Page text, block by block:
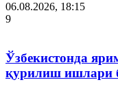
06.08.2026, 18:15
9
Ўзбекистонда
қурилиш ишлари